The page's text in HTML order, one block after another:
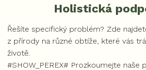
Holistická
Řešíte specifický problém? Zde
z přírody na různé obtíže, které vás
životě.
#SHOW_PEREX# Prozkoumejte naše